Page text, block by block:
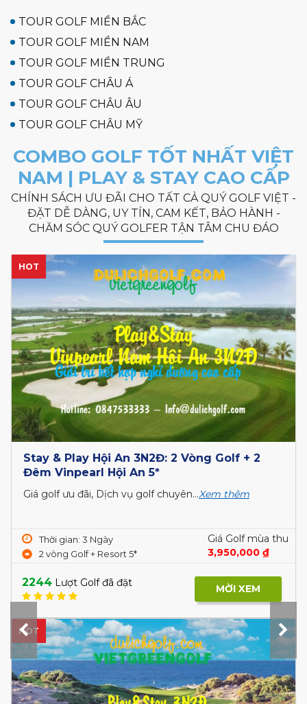
TOUR GOLF MIỀN BẮC
TOUR GOLF MIỀN NAM
TOUR GOLF MIỀN TRUNG
TOUR GOLF CHÂU Á
TOUR GOLF CHÂU ÂU
TOUR GOLF CHÂU MỸ
COMBO GOLF TỐT NHẤT VIỆT
NAM | PLAY & STAY CAO CẤP
CHÍNH SÁCH ƯU ĐÃI CHO TẤT CẢ QUÝ GOLF VIỆT -
ĐẶT DỄ DÀNG, UY TÍN, CAM KẾT, BẢO HÀNH -
CHĂM SÓC QUÝ GOLFER TẬN TÂM CHU ĐÁO
HOT
Stay & Play Hội An 3N2Đ: 2 Vòng Golf + 2
Đêm Vinpearl Hội An 5*
Giá golf ưu đãi, Dịch vụ golf chuyên...Xem thêm
Thời gian: 3 Ngày
2 vòng Golf + Resort 5*
Giá Golf mùa thu
3,950,000 ₫
2244 Lượt Golf đã đặt MỜI XEM
HOT